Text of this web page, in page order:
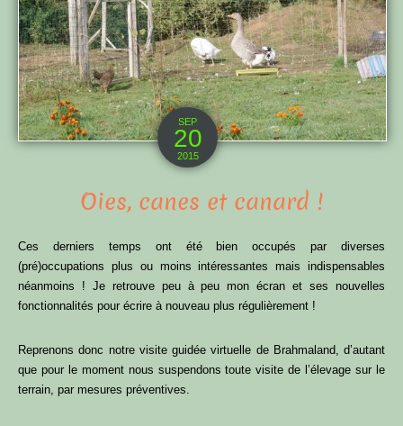
SEP
20
2015
Oies, canes et canard !
Ces derniers temps ont été bien occupés par diverses
(pré)occupations plus ou moins intéressantes mais indispensables
néanmoins ! Je retrouve peu à peu mon écran et ses nouvelles
fonctionnalités pour écrire à nouveau plus régulièrement !
Reprenons donc notre visite guidée virtuelle de Brahmaland, d’autant
que pour le moment nous suspendons toute visite de l’élevage sur le
terrain, par mesures préventives.